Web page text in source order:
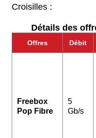
Croisilles :
Détails des
Offres Débit
Freebox
Pop Fibre
5
Gb/s